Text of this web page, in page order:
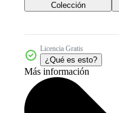
Colección
Licencia Gratis
¿Qué es esto?
Más información